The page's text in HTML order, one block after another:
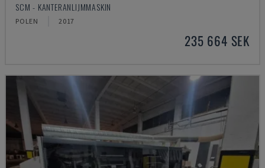
SCM - KANTERANLIJMMASKIN
POLEN 2017
235 664 SEK